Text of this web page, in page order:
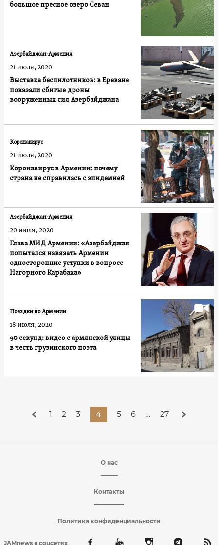
большое пресное озеро Севан
Выставка беспилотников: в Ереване
показали сбитые дроны
вооруженных сил Азербайджана
Азербайджан-Армения
21 июля, 2020
Коронавирус в Армении: почему
страна не справилась с эпидемией
Коронавирус
21 июля, 2020
Глава МИД Армении: «Азербайджан
попытался навязать Армении
односторонние уступки в вопросе
Нагорного Карабаха»
Азербайджан-Армения
20 июля, 2020
90 секунд: видео с армянской улицы
в честь грузинского поэта
Поездки по Армении
18 июля, 2020
1 2 3 4 5 6 … 27
О нас
Контакты
Политика конфиденциальности
JAMnews в соцсетях